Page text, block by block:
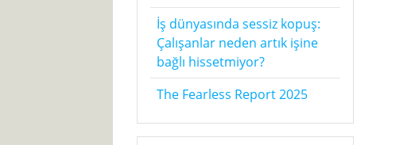
İş dünyasında sessiz kopuş:
Çalışanlar neden artık işine
bağlı hissetmiyor?
The Fearless Report 2025